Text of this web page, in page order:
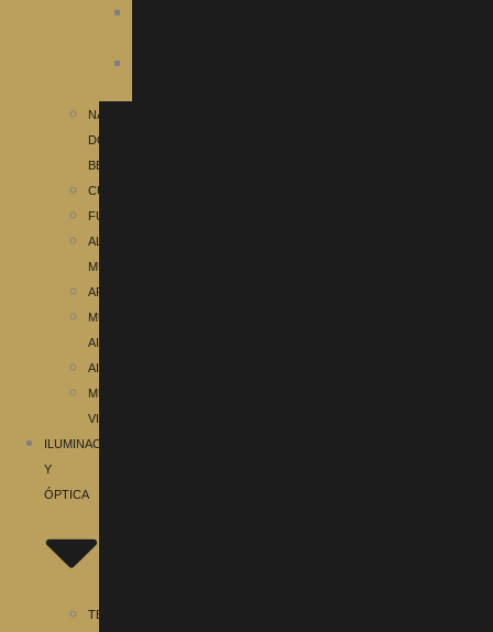
NAVAJAS
DON
BENITO
CUCHILLOS
FUNDAS
ALICATES
MULTIUSOS
AFILADORES
MULTIUSOS
AITOR
AITOR
MULTIUSOS
VICTORINOX
ILUMINACIÓN
Y
ÓPTICA
TELESCOPIO